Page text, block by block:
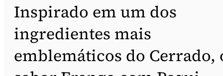
Inspirado em um dos
ingredientes mais
emblemáticos do Cerrado,